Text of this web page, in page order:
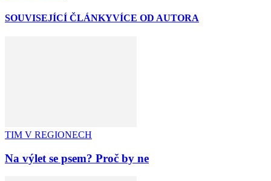
SOUVISEJÍCÍ ČLÁNKYVÍCE OD AUTORA
TIM V REGIONECH
Na výlet se psem? Proč by ne